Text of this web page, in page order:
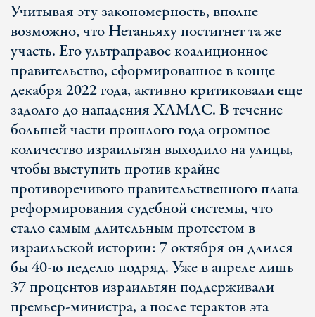
Учитывая эту закономерность, вполне
возможно, что Нетаньяху постигнет та же
участь. Его ультраправое коалиционное
правительство, сформированное в конце
декабря 2022 года, активно критиковали еще
задолго до нападения ХАМАС. В течение
большей части прошлого года огромное
количество израильтян выходило на улицы,
чтобы выступить против крайне
противоречивого правительственного плана
реформирования судебной системы, что
стало самым длительным протестом в
израильской истории: 7 октября он длился
бы 40-ю неделю подряд. Уже в апреле лишь
37 процентов израильтян поддерживали
премьер-министра, а после терактов эта